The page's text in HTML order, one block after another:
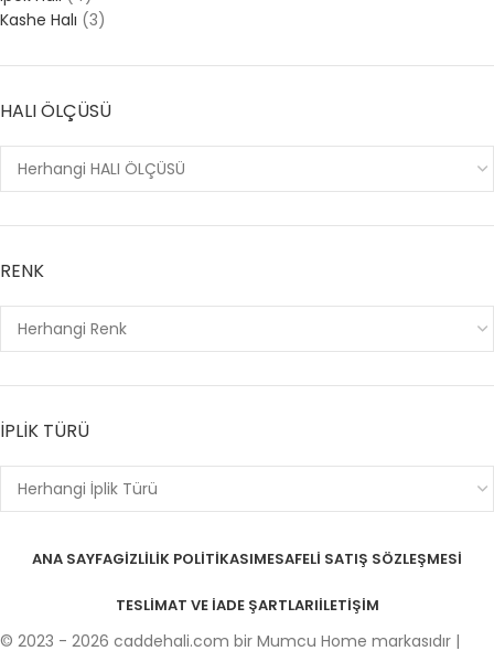
Kashe Halı (3)
HALI ÖLÇÜSÜ
RENK
İPLİK TÜRÜ
ANA SAYFAGIZLILIK POLITIKASIMESAFELI SATIŞ SÖZLEŞMESI
TESLIMAT VE IADE ŞARTLARIİLETIŞIM
© 2023 - 2026 caddehali.com bir Mumcu Home markasıdır |